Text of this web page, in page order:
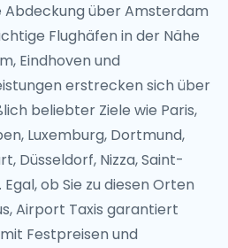
über Amsterdam
Flughäfen in der Nähe
Eindhoven und
erstrecken sich über
beliebter Ziele wie Paris,
Luxemburg, Dortmund,
Düsseldorf, Nizza, Saint-
ob Sie zu diesen Orten
Airport Taxis garantiert
Festpreisen und